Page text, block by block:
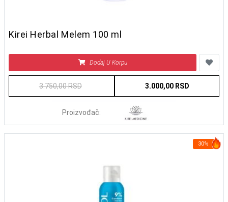
Kirei Herbal Melem 100 ml
Dodaj U Korpu
3.750,00 RSD 3.000,00 RSD
Proizvođač:
30%